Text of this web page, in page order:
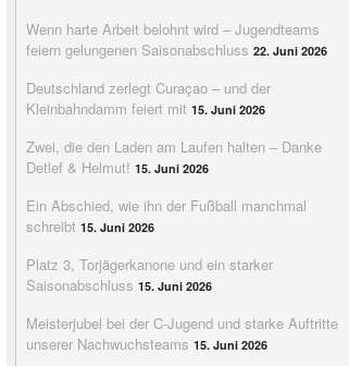
Wenn harte Arbeit belohnt wird – Jugendteams
feiern gelungenen Saisonabschluss 22. Juni 2026
Deutschland zerlegt Curaçao – und der
Kleinbahndamm feiert mit 15. Juni 2026
Zwei, die den Laden am Laufen halten – Danke
Detlef & Helmut! 15. Juni 2026
Ein Abschied, wie ihn der Fußball manchmal
schreibt 15. Juni 2026
Platz 3, Torjägerkanone und ein starker
Saisonabschluss 15. Juni 2026
Meisterjubel bei der C-Jugend und starke Auftritte
unserer Nachwuchsteams 15. Juni 2026